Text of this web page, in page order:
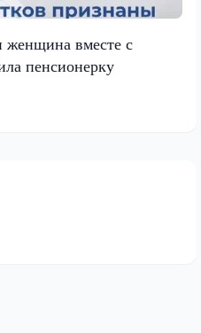
женщина вместе с
пенсионерку